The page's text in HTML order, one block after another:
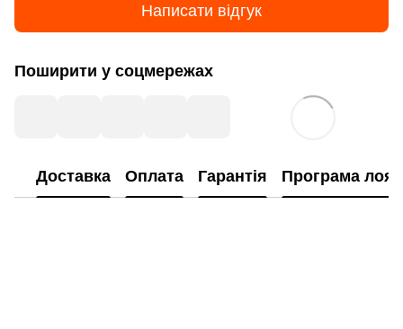
Написати відгук
Поширити у соцмережах
Доставка Оплата Гарантія Програма